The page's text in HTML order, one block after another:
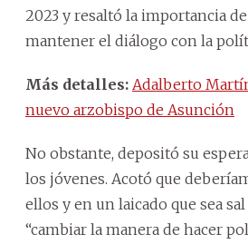
2023 y resaltó la importancia
mantener el diálogo con la
Más detalles: Adalberto
nuevo arzobispo de Asunción
No obstante, depositó su
los jóvenes. Acotó que
ellos y en un laicado que sea
“cambiar la manera de hacer